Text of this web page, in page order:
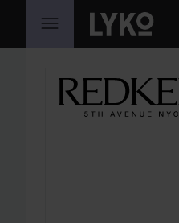
SIIRTYÄ JHK SISÄLTÖÖN
OHITA OSIO